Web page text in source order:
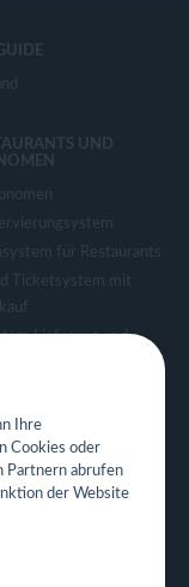
UND
für Restaurants
Ticketsystem mit
Lieferung und
für Restaurant
Ihre
Cookies oder
Partnern abrufen
der Website